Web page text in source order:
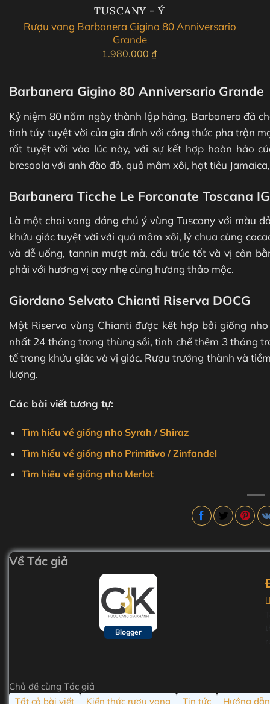
TUSCANY - Ý
Rượu vang Barbanera Gigino 80 Anniversario
Grande
1.980.000 ₫
Barbanera Gigino 80 Anniversario Grande
Kỷ niệm 80 năm ngày thành lập hãng, Barbanera đã
tinh túy tuyệt vời của gia đình với công thức pha trộn
rất tuyệt vời vào lúc này, với sự kết hợp hoàn hảo
bresaola với anh đào đỏ, quả mâm xôi, hạt tiêu
Barbanera Ticche Le Forconate Toscana
Là một chai vang đáng chú ý vùng Tuscany với màu
khứu giác tuyệt vời với quả mâm xôi, lý chua cùng
và dễ uống, tannin mượt mà, cấu trúc tốt và vị cân
phải với hương vị cay nhẹ cùng hương thảo mộc.
Giordano Selvato Chianti Riserva DOCG
Một Riserva vùng Chianti được kết hợp bởi giống
nhất 24 tháng trong thùng sồi, tinh chế thêm 3 tháng
tế trong khứu giác và vị giác. Rượu trưởng thành và
lượng.
Các bài viết tương tự:
Tìm hiểu về giống nho Syrah / Shiraz
Tìm hiểu về giống nho Primitivo / Zinfandel
Tìm hiểu về giống nho Merlot
Về Tác giả
Blogger
Chủ đề cùng Tác giả
Tất cả bài viết
Kiến thức rượu vang Tin tức Hướng